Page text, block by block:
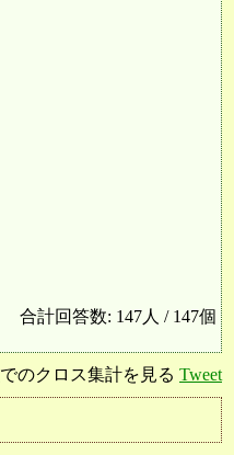
合計回答数: 147人 / 147個
でのクロス集計を見る Tweet